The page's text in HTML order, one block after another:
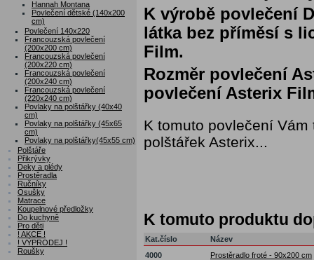
Hannah Montana
Povlečení dětské (140x200
cm)
Povlečení 140x220
Francouzská povlečení
(200x200 cm)
Francouzská povlečení
(200x220 cm)
Francouzská povlečení
(200x240 cm)
Francouzská povlečení
(220x240 cm)
Povlaky na polštářky (40x40
cm)
Povlaky na polštářky (45x65
cm)
Povlaky na polštářky(45x55 cm)
Polštáře
Přikrývky
Deky a plédy
Prostěradla
Ručníky
Osušky
Matrace
Koupelnové předložky
Do kuchyně
Pro děti
! AKCE !
! VÝPRODEJ !
Roušky
K výrobě povlečení
látka bez příměsí s
Film.
Rozměr povlečení
povlečení Asterix
K tomuto povlečení
polštářek Asterix...
K tomuto produktu
Kat.číslo
Název
4000
Prostěradlo froté - 90x200 cm